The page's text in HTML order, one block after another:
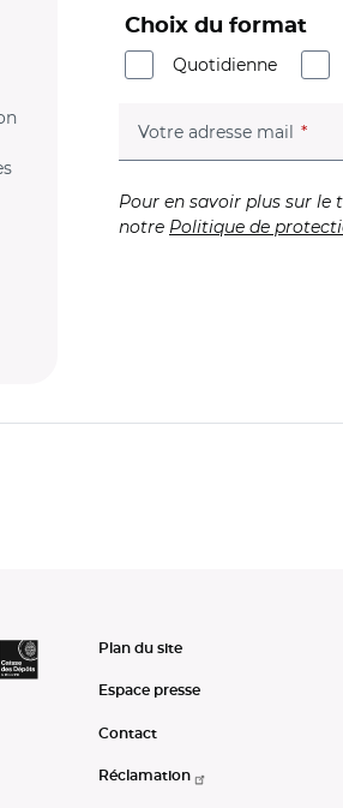
Choix du format
Quotidienne
Votre adresse mail
Pour en savoir plus sur le
notre Politique de
Plan du site
Espace presse
Contact
Réclamation